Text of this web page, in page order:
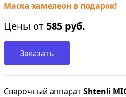
Маска хамелеон в подарок!
Цены от 585 руб.
Заказать
Сварочный аппаратShtenli